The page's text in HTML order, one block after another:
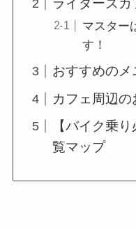
ライダーズカ
マスター
す！
おすすめのメ
カフェ周辺の
【バイク乗
覧マップ